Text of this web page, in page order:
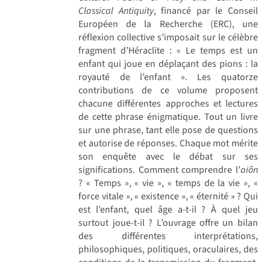
Classical Antiquity, financé par le Conseil
Européen de la Recherche (ERC), une
réflexion collective s’imposait sur le célèbre
fragment d’Héraclite : « Le temps est un
enfant qui joue en déplaçant des pions : la
royauté de l’enfant ». Les quatorze
contributions de ce volume proposent
chacune différentes approches et lectures
de cette phrase énigmatique. Tout un livre
sur une phrase, tant elle pose de questions
et autorise de réponses. Chaque mot mérite
son enquête avec le débat sur ses
significations. Comment comprendre l’aiôn
? « Temps », « vie », « temps de la vie », «
force vitale », « existence », « éternité » ? Qui
est l’enfant, quel âge a-t-il ? À quel jeu
surtout joue-t-il ? L’ouvrage offre un bilan
des différentes interprétations,
philosophiques, politiques, oraculaires, des